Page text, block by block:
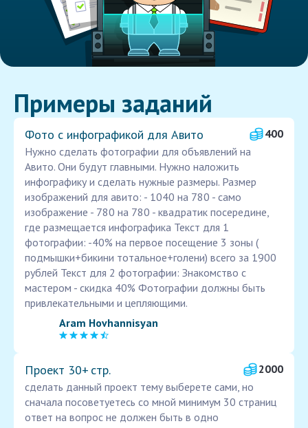
Примеры заданий
Фото с инфографикой для Авито
400
Нужно сделать фотографии для объявлений на
Авито. Они будут главными. Нужно наложить
инфографику и сделать нужные размеры. Размер
изображений для авито: - 1040 на 780 - само
изображение - 780 на 780 - квадратик посередине,
где размещается инфографика Текст для 1
фотографии: -40% на первое посещение 3 зоны (
подмышки+бикини тотальное+голени) всего за 1900
рублей Текст для 2 фотографии: Знакомство с
мастером - скидка 40% Фотографии должны быть
привлекательными и цепляющими.
Aram Hovhannisyan
Проект 30+ стр.
2000
сделать данный проект тему выберете сами, но
сначала посоветуетесь со мной минимум 30 страниц
ответ на вопрос не должен быть в одно